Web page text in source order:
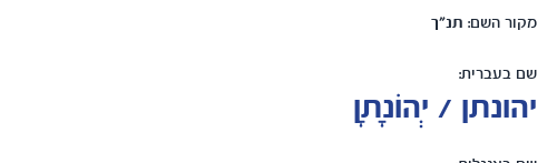
מקור השם: תנ"ך
שם בעברית:
יהונתן / יְהוֹנָתָן